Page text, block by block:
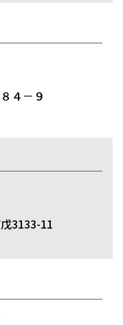
４－９
3133-11